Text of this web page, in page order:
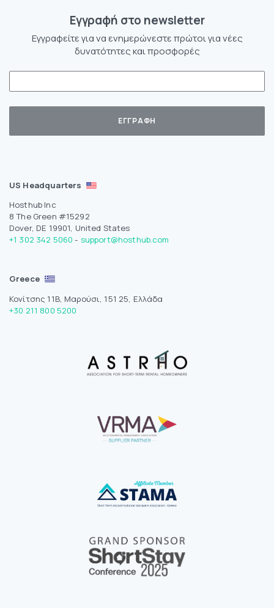
Eγγραφή στο newsletter
Εγγραφείτε για να ενημερώνεστε πρώτοι για νέες
δυνατότητες και προσφορές
US Headquarters
Hosthub Inc
8 The Green #15292
Dover, DE 19901, United States
+1 302 342 5060 - support@hosthub.com
Greece
Κονίτσης 11Β, Μαρούσι, 151 25, Ελλάδα
+30 211 800 5200